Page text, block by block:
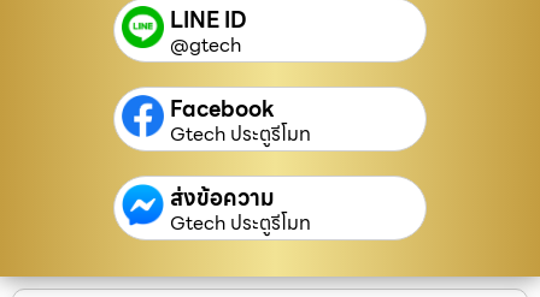
LINE ID
@gtech
Facebook
Gtech ประตูรีโมท
ส่งข้อความ
Gtech ประตูรีโมท